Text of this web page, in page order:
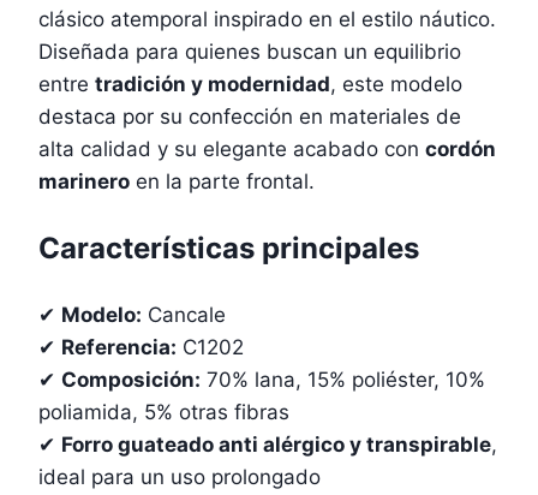
clásico atemporal inspirado en el estilo náutico.
Diseñada para quienes buscan un equilibrio
entre tradición y modernidad, este modelo
destaca por su confección en materiales de
alta calidad y su elegante acabado con cordón
marinero en la parte frontal.
Características principales
✔ Modelo: Cancale
✔ Referencia: C1202
✔ Composición: 70% lana, 15% poliéster, 10%
poliamida, 5% otras fibras
✔ Forro guateado anti alérgico y transpirable,
ideal para un uso prolongado